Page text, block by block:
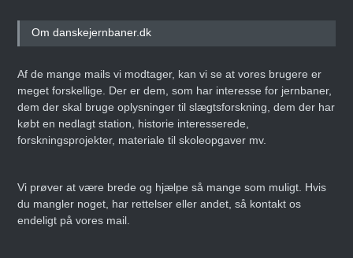
Om danskejernbaner.dk
Af de mange mails vi modtager, kan vi se at vores brugere er
meget forskellige. Der er dem, som har interesse for jernbaner,
dem der skal bruge oplysninger til slægtsforskning, dem der har
købt en nedlagt station, historie interesserede,
forskningsprojekter, materiale til skoleopgaver mv.
Vi prøver at være brede og hjælpe så mange som muligt. Hvis
du mangler noget, har rettelser eller andet, så kontakt os
endeligt på vores mail.